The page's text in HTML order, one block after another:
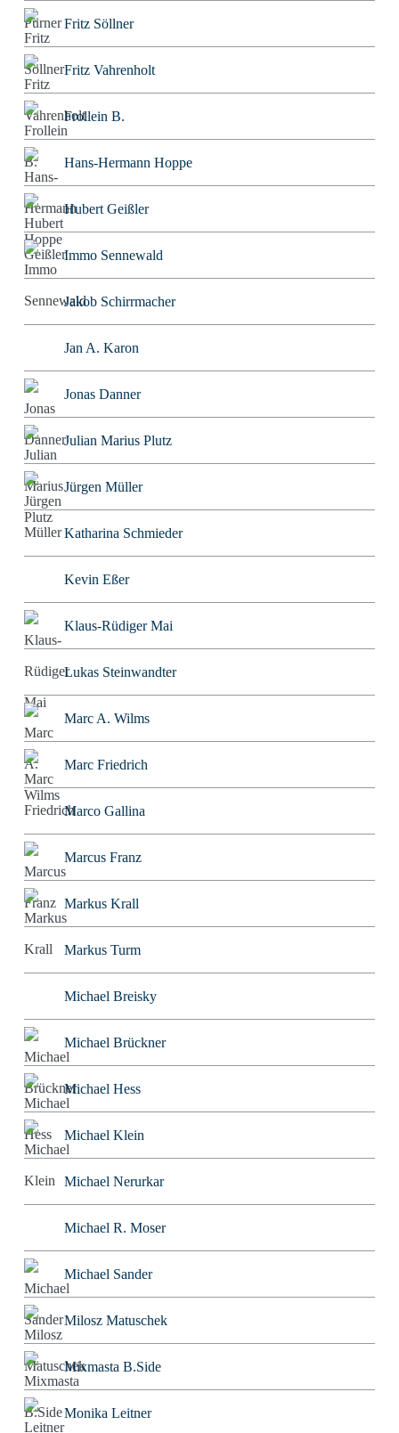
Fritz Söllner
Fritz Vahrenholt
Frollein B.
Hans-Hermann Hoppe
Hubert Geißler
Immo Sennewald
Jakob Schirrmacher
Jan A. Karon
Jonas Danner
Julian Marius Plutz
Jürgen Müller
Katharina Schmieder
Kevin Eßer
Klaus-Rüdiger Mai
Lukas Steinwandter
Marc A. Wilms
Marc Friedrich
Marco Gallina
Marcus Franz
Markus Krall
Markus Turm
Michael Breisky
Michael Brückner
Michael Hess
Michael Klein
Michael Nerurkar
Michael R. Moser
Michael Sander
Milosz Matuschek
Mixmasta B.Side
Monika Leitner